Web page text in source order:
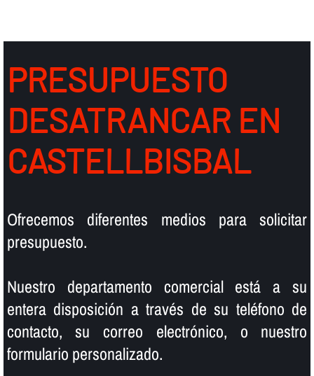
PRESUPUESTO
DESATRANCAR EN
CASTELLBISBAL
Ofrecemos diferentes medios para solicitar
presupuesto.
Nuestro departamento comercial está a su
entera disposición a través de su teléfono de
contacto, su correo electrónico, o nuestro
formulario personalizado.